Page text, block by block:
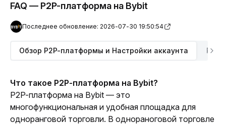
FAQ — P2P-платформа на Bybit
Последнее обновление: 2026-07-30 19:50:54
Обзор P2P-платформы и Настройки аккаунта
Что такое P2P-платформа на Bybit?
P2P-платформа на Bybit — это
многофункциональная и удобная площадка для
одноранговой торговли. В однораноговой торговле